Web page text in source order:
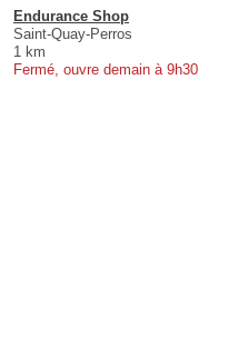
Endurance Shop
Saint-Quay-Perros
1 km
Fermé, ouvre demain à 9h30